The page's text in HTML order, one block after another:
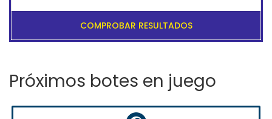
COMPROBAR RESULTADOS
Próximos botes en juego